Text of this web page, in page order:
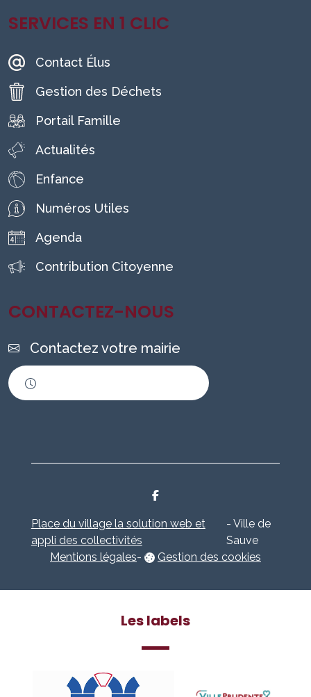
SERVICES EN 1 CLIC
Contact Élus
Gestion des Déchets
Portail Famille
Actualités
Enfance
Numéros Utiles
Agenda
Contribution Citoyenne
CONTACTEZ-NOUS
Contactez votre mairie
Place du village la solution web et
appli des collectivités
- Ville de
Sauve
Mentions légales- Gestion des cookies
Les labels